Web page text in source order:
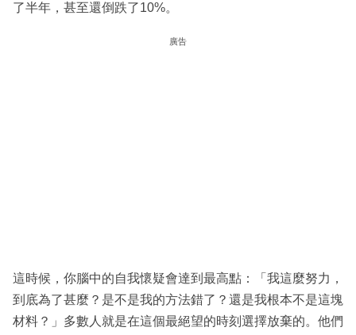
了半年，甚至還倒跌了10%。
廣告
這時候，你腦中的自我懷疑會達到最高點：「我這麼努力，
到底為了甚麼？是不是我的方法錯了？還是我根本不是這塊
材料？」多數人就是在這個最絕望的時刻選擇放棄的。他們